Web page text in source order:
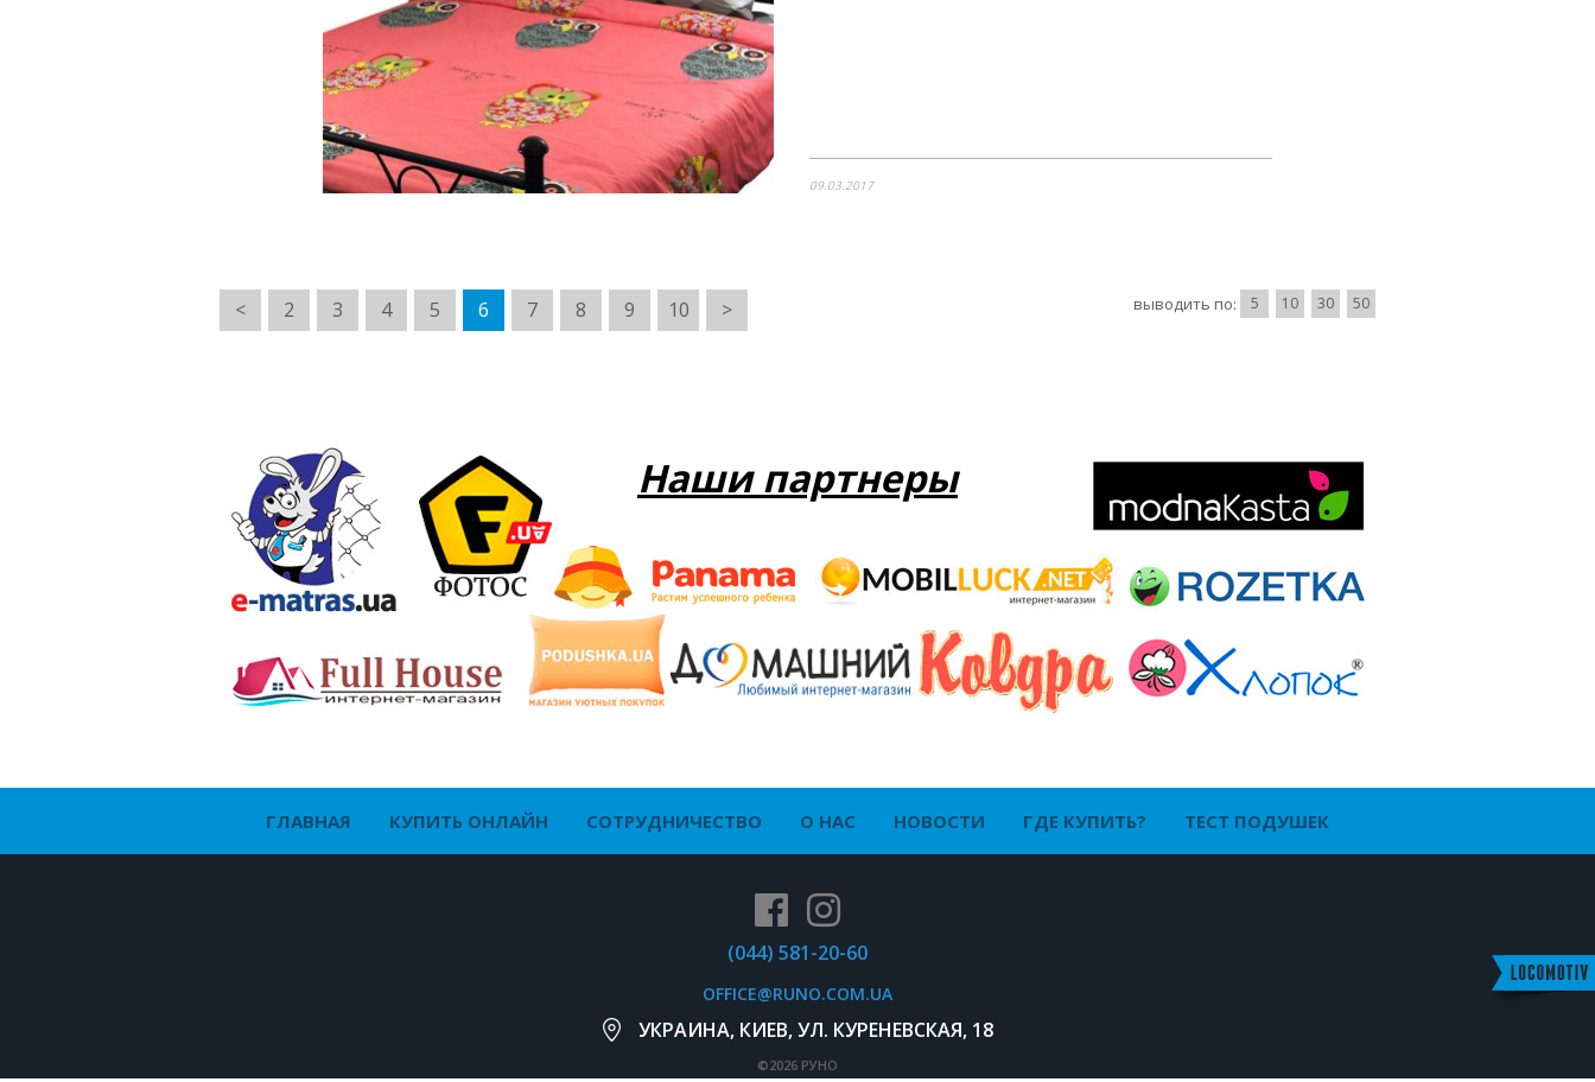
09.03.2017
< 2 3 4 5 6 7 8 9 10 > выводить по: 5 10 30 50
Наши партнеры
ГЛАВНАЯ КУПИТЬ ОНЛАЙН СОТРУДНИЧЕСТВО О НАС НОВОСТИ ГДЕ КУПИТЬ? ТЕСТ ПОДУШЕК
(044) 581-20-60
OFFICE@RUNO.COM.UA
УКРАИНА, КИЕВ, УЛ. КУРЕНЕВСКАЯ, 18
©2026 РУНО